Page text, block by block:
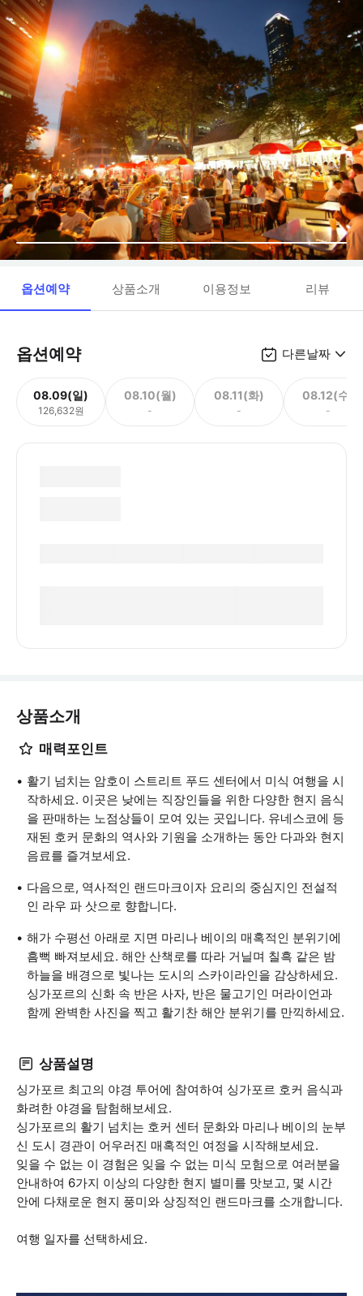
옵션예약 상품소개 이용정보 리뷰
옵션예약 다른날짜
08.09(일)
126,632원
08.10(월)
-
08.11(화)
-
08.12(수)
-
상품소개
매력포인트
활기 넘치는 암호이 스트리트 푸드 센터에서 미식 여행을 시
작하세요. 이곳은 낮에는 직장인들을 위한 다양한 현지 음식
을 판매하는 노점상들이 모여 있는 곳입니다. 유네스코에 등
재된 호커 문화의 역사와 기원을 소개하는 동안 다과와 현지
음료를 즐겨보세요.
다음으로, 역사적인 랜드마크이자 요리의 중심지인 전설적
인 라우 파 삿으로 향합니다.
해가 수평선 아래로 지면 마리나 베이의 매혹적인 분위기에
흠뻑 빠져보세요. 해안 산책로를 따라 거닐며 칠흑 같은 밤
하늘을 배경으로 빛나는 도시의 스카이라인을 감상하세요.
싱가포르의 신화 속 반은 사자, 반은 물고기인 머라이언과
함께 완벽한 사진을 찍고 활기찬 해안 분위기를 만끽하세요.
상품설명
싱가포르 최고의 야경 투어에 참여하여 싱가포르 호커 음식과
화려한 야경을 탐험해보세요.
싱가포르의 활기 넘치는 호커 센터 문화와 마리나 베이의 눈부
신 도시 경관이 어우러진 매혹적인 여정을 시작해보세요.
잊을 수 없는 이 경험은 잊을 수 없는 미식 모험으로 여러분을
안내하여 6가지 이상의 다양한 현지 별미를 맛보고, 몇 시간
안에 다채로운 현지 풍미와 상징적인 랜드마크를 소개합니다.
여행 일자를 선택하세요.